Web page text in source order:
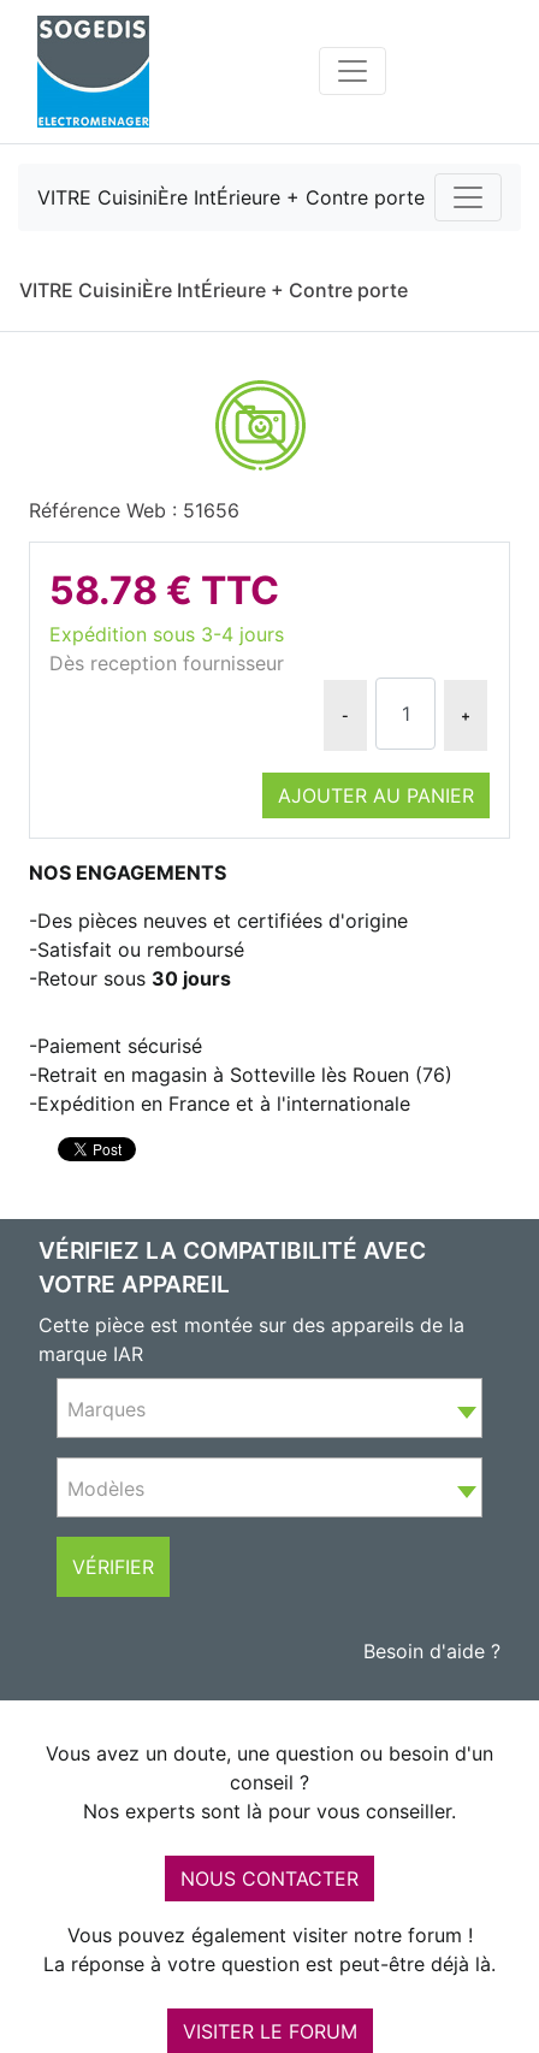
VITRE CuisiniÈre IntÉrieure + Contre porte
VITRE CuisiniÈre IntÉrieure + Contre porte
Référence Web : 51656
58.78 € TTC
Expédition sous 3-4 jours
Dès reception fournisseur
- +
AJOUTER AU PANIER
NOS ENGAGEMENTS
Des pièces neuves et certifiées d'origine
Satisfait ou remboursé
Retour sous 30 jours
Paiement sécurisé
Retrait en magasin à Sotteville lès Rouen (76)
Expédition en France et à l'internationale
VÉRIFIEZ LA COMPATIBILITÉ AVEC
VOTRE APPAREIL
Cette pièce est montée sur des appareils de la
marque IAR
Marques
Modèles
VÉRIFIER
Besoin d'aide ?
Vous avez un doute, une question ou besoin d'un
conseil ?
Nos experts sont là pour vous conseiller.
NOUS CONTACTER
Vous pouvez également visiter notre forum !
La réponse à votre question est peut-être déjà là.
VISITER LE FORUM